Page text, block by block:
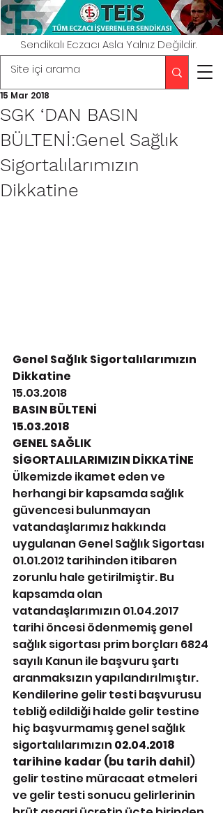
Sendikalı Eczacı Asla Yalnız Değildir.
SGK ‘DAN BASIN
BÜLTENİ:Genel Sağlık
Sigortalılarımızın
Dikkatine
15 Mar 2018
Genel Sağlık Sigortalılarımızın
Dikkatine
15.03.2018
BASIN BÜLTENİ
15.03.2018
GENEL SAĞLIK
SİGORTALILARIMIZIN DİKKATİNE
Ülkemizde ikamet eden ve
herhangi bir kapsamda sağlık
güvencesi bulunmayan
vatandaşlarımız hakkında
uygulanan Genel Sağlık Sigortası
01.01.2012 tarihinden itibaren
zorunlu hale getirilmiştir. Bu
kapsamda olan
vatandaşlarımızın 01.04.2017
tarihi öncesi ödenmemiş genel
sağlık sigortası prim borçları 6824
sayılı Kanun ile başvuru şartı
aranmaksızın yapılandırılmıştır.
Kendilerine gelir testi başvurusu
tebliğ edildiği halde gelir testine
hiç başvurmamış genel sağlık
sigortalılarımızın 02.04.2018
tarihine kadar (bu tarih dahil)
gelir testine müracaat etmeleri
ve gelir testi sonucu gelirlerinin